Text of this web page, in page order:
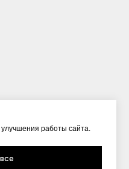
работы сайта.